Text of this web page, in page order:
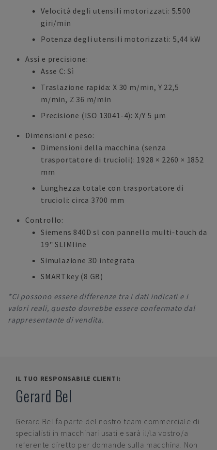
Velocità degli utensili motorizzati: 5.500
giri/min
Potenza degli utensili motorizzati: 5,44 kW
Assi e precisione:
Asse C: Sì
Traslazione rapida: X 30 m/min, Y 22,5
m/min, Z 36 m/min
Precisione (ISO 13041-4): X/Y 5 µm
Dimensioni e peso:
Dimensioni della macchina (senza
trasportatore di trucioli): 1928 × 2260 × 1852
mm
Lunghezza totale con trasportatore di
trucioli: circa 3700 mm
Controllo:
Siemens 840D sl con pannello multi-touch da
19" SLIMline
Simulazione 3D integrata
SMARTkey (8 GB)
*Ci possono essere differenze tra i dati indicati e i
valori reali, questo dovrebbe essere confermato dal
rappresentante di vendita.
IL TUO RESPONSABILE CLIENTI:
Gerard Bel
Gerard Bel fa parte del nostro team commerciale di
specialisti in macchinari usati e sarà il/la vostro/a
referente diretto per domande sulla macchina. Non